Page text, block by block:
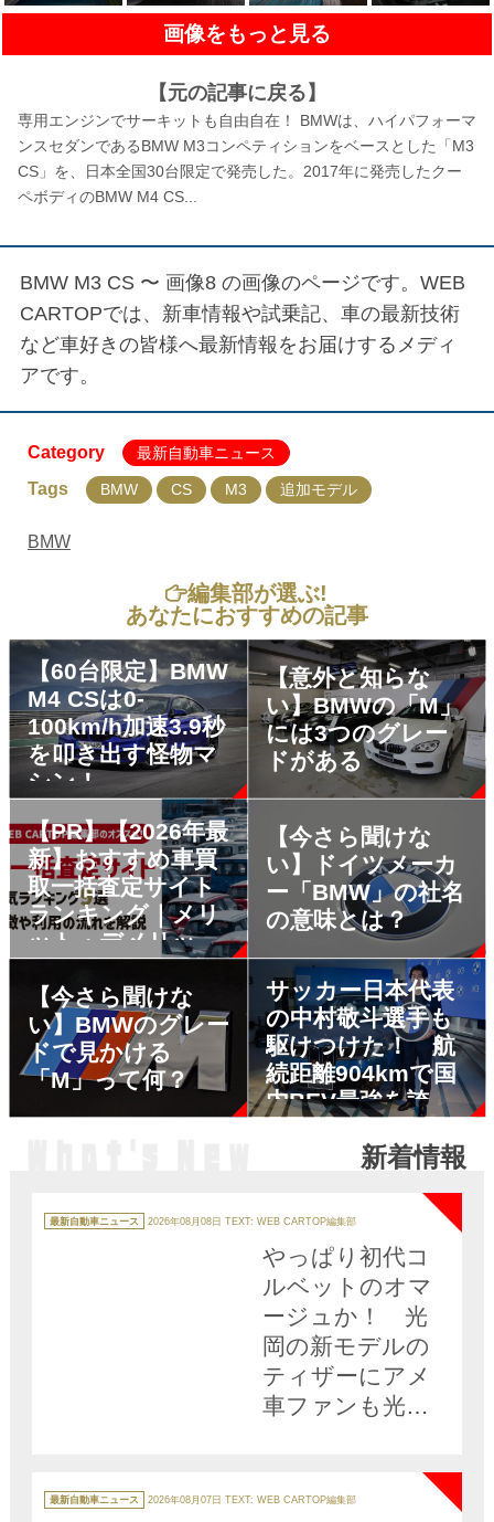
画像をもっと見る
【元の記事に戻る】
専用エンジンでサーキットも自由自在！ BMWは、ハイパフォーマ
ンスセダンであるBMW M3コンペティションをベースとした「M3
CS」を、日本全国30台限定で発売した。2017年に発売したクー
ペボディのBMW M4 CS...
BMW M3 CS 〜 画像8 の画像のページです。WEB
CARTOPでは、新車情報や試乗記、車の最新技術
など車好きの皆様へ最新情報をお届けするメディ
アです。
Category 最新自動車ニュース
Tags BMW CS M3 追加モデル
BMW
編集部が選ぶ!
あなたにおすすめの記事
【60台限定】BMW
M4 CSは0-
100km/h加速3.9秒
を叩き出す怪物マ
シン！
【意外と知らな
い】BMWの「M」
には3つのグレー
ドがある
【PR】【2026年最
新】おすすめ車買
取一括査定サイト
ランキング｜メリ
ット・デメリット
【今さら聞けな
い】ドイツメーカ
ー「BMW」の社名
の意味とは？
【今さら聞けな
い】BMWのグレー
ドで見かける
「M」って何？
サッカー日本代表
の中村敬斗選手も
駆けつけた！ 航
続距離904kmで国
内BEV最強を誇る
うとう日本発表
新着情報
テ
ゴ
最新自動車ニュース 2026年08月08日 TEXT: WEB CARTOP編集部
NEW
やっぱり初代コ
ルベットのオマ
ージュか！ 光
岡の新モデルの
ティザーにアメ
車ファンも光岡
テ
ゴ
最新自動車ニュース 2026年08月07日 TEXT: WEB CARTOP編集部